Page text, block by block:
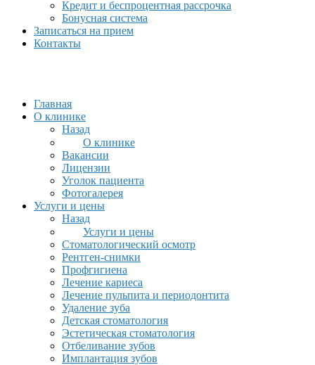
Кредит и беспроцентная рассрочка
Бонусная система
Записаться на прием
Контакты
Главная
О клинике
Назад
О клинике
Вакансии
Лицензии
Уголок пациента
Фотогалерея
Услуги и цены
Назад
Услуги и цены
Стоматологический осмотр
Рентген-снимки
Профгигиена
Лечение кариеса
Лечение пульпита и периодонтита
Удаление зуба
Детская стоматология
Эстетическая стоматология
Отбеливание зубов
Имплантация зубов